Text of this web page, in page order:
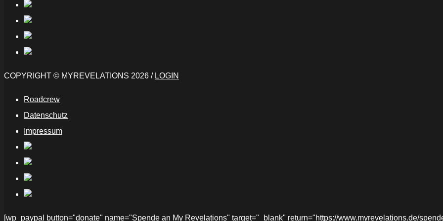
COPYRIGHT © MYREVELATIONS 2026 / LOGIN
Roadcrew
Datenschutz
Impressum
[wp_paypal button="donate" name="Spende an My Revelations" target="_blank" return="https://www.myrevelations.de/